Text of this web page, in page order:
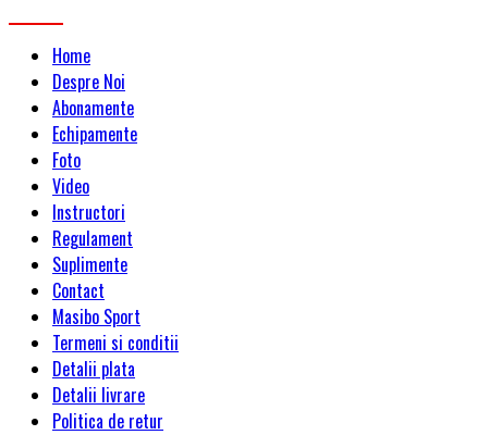
Home
Despre Noi
Abonamente
Echipamente
Foto
Video
Instructori
Regulament
Suplimente
Contact
Masibo Sport
Termeni si conditii
Detalii plata
Detalii livrare
Politica de retur